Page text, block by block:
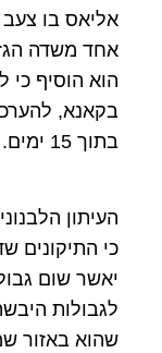
אליאס בו
אחד משדה
הוא הוסיף כי
בקאנא,
בתוך 15 ימים.
כי התיקונים
יאשר שום
לגבולות
שהוא באזור